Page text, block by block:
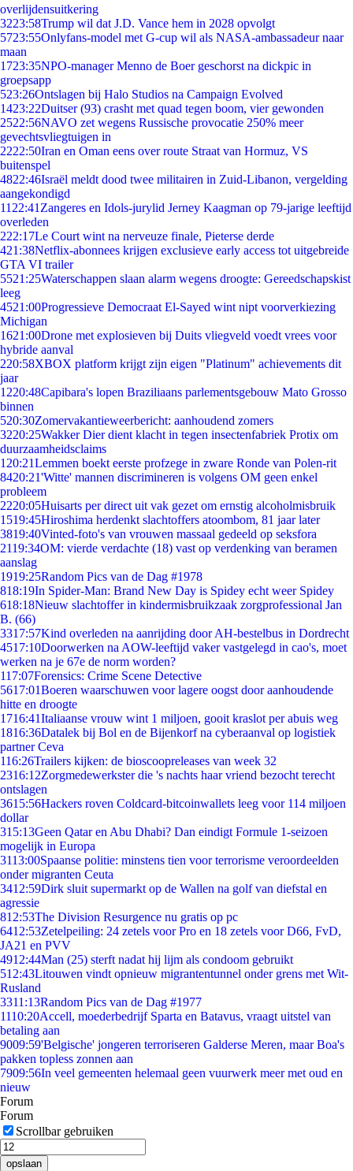
overlijdensuitkering
3223:58Trump wil dat J.D. Vance hem in 2028 opvolgt
5723:55Onlyfans-model met G-cup wil als NASA-ambassadeur naar
maan
1723:35NPO-manager Menno de Boer geschorst na dickpic in
groepsapp
523:26Ontslagen bij Halo Studios na Campaign Evolved
1423:22Duitser (93) crasht met quad tegen boom, vier gewonden
2522:56NAVO zet wegens Russische provocatie 250% meer
gevechtsvliegtuigen in
2222:50Iran en Oman eens over route Straat van Hormuz, VS
buitenspel
4822:46Israël meldt dood twee militairen in Zuid-Libanon, vergelding
aangekondigd
11 22:41 Zangeres en Idols-jurylid Jerney Kaagman op 79-jarige leeftijd
overleden
222:17Le Court wint na nerveuze finale, Pieterse derde
421:38Netflix-abonnees krijgen exclusieve early access tot uitgebreide
GTA VI trailer
5521:25Waterschappen slaan alarm wegens droogte: Gereedschapskist
leeg
4521:00Progressieve Democraat El-Sayed wint nipt voorverkiezing
Michigan
1621:00Drone met explosieven bij Duits vliegveld voedt vrees voor
hybride aanval
220:58XBOX platform krijgt zijn eigen "Platinum" achievements dit
jaar
1220:48Capibara's lopen Braziliaans parlementsgebouw Mato Grosso
binnen
520:30Zomervakantieweerbericht: aanhoudend zomers
3220:25Wakker Dier dient klacht in tegen insectenfabriek Protix om
duurzaamheidsclaims
1 20:21Lemmen boekt eerste profzege in zware Ronde van Polen-rit
8420:21'Witte' mannen discrimineren is volgens OM geen enkel
probleem
2220:05Huisarts per direct uit vak gezet om ernstig alcoholmisbruik
1519:45Hiroshima herdenkt slachtoffers atoombom, 81 jaar later
3819:40Vinted-foto's van vrouwen massaal gedeeld op seksfora
2119:34OM: vierde verdachte (18) vast op verdenking van beramen
aanslag
1919:25Random Pics van de Dag #1978
818:19In Spider-Man: Brand New Day is Spidey echt weer Spidey
618:18Nieuw slachtoffer in kindermisbruikzaak zorgprofessional Jan
B. (66)
3317:57Kind overleden na aanrijding door AH-bestelbus in Dordrecht
4517:10Doorwerken na AOW-leeftijd vaker vastgelegd in cao's, moet
werken na je 67e de norm worden?
117:07Forensics: Crime Scene Detective
5617:01Boeren waarschuwen voor lagere oogst door aanhoudende
hitte en droogte
1716:41Italiaanse vrouw wint 1 miljoen, gooit kraslot per abuis weg
1816:36Datalek bij Bol en de Bijenkorf na cyberaanval op logistiek
partner Ceva
116:26Trailers kijken: de bioscoopreleases van week 32
2316:12Zorgmedewerkster die 's nachts haar vriend bezocht terecht
ontslagen
3615:56Hackers roven Coldcard-bitcoinwallets leeg voor 114 miljoen
dollar
315:13Geen Qatar en Abu Dhabi? Dan eindigt Formule 1-seizoen
mogelijk in Europa
3113:00Spaanse politie: minstens tien voor terrorisme veroordeelden
onder migranten Ceuta
3412:59Dirk sluit supermarkt op de Wallen na golf van diefstal en
agressie
812:53The Division Resurgence nu gratis op pc
6412:53Zetelpeiling: 24 zetels voor Pro en 18 zetels voor D66, FvD,
JA21 en PVV
4912:44Man (25) sterft nadat hij lijm als condoom gebruikt
512:43Litouwen vindt opnieuw migrantentunnel onder grens met Wit-
Rusland
3311:13Random Pics van de Dag #1977
1110:20Accell, moederbedrijf Sparta en Batavus, vraagt uitstel van
betaling aan
9009:59'Belgische' jongeren terroriseren Galderse Meren, maar Boa's
pakken topless zonnen aan
7909:56In veel gemeenten helemaal geen vuurwerk meer met oud en
nieuw
Forum
Forum
Scrollbar gebruiken
opslaan